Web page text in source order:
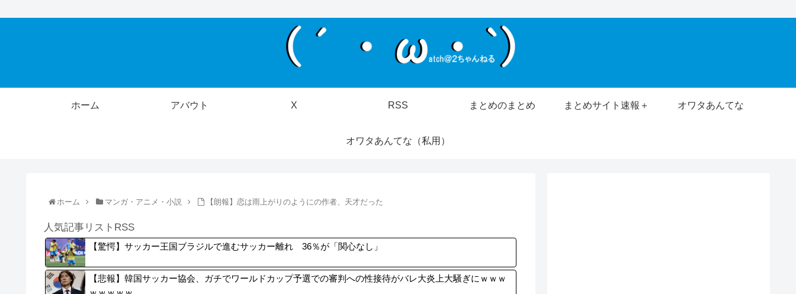
ホーム アバウト X RSS まとめのまとめ まとめサイト速報＋ オワタあんてな
オワタあんてな（私用）
ホーム マンガ・アニメ・小説 【朗報】恋は雨上がりのようにの作者、天才だった
人気記事リストRSS
【驚愕】サッカー王国ブラジルで進むサッカー離れ 36％が「関心なし」
【悲報】韓国サッカー協会、ガチでワールドカップ予選での審判への性接待がバレ大炎上大騒ぎにｗｗｗ